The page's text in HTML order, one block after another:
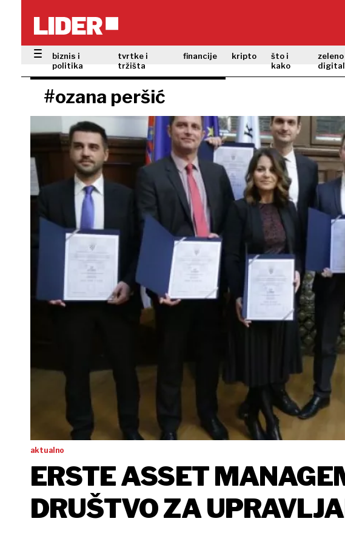
biznis i
politika
tvrtke i
tržišta
financije kripto
što i
kako
zeleno
#ozana peršić
aktualno
ERSTE ASSET
DRUŠTVO ZA